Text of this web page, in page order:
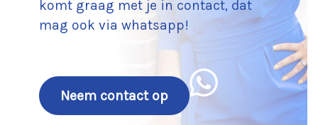
komt graag met je in contact, dat
mag ook via whatsapp!
Neem contact op